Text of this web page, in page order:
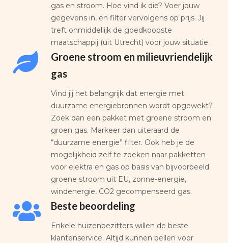
gas en stroom. Hoe vind ik die? Voer jouw
gegevens in, en filter vervolgens op prijs. Jij
treft onmiddellijk de goedkoopste
maatschappij (uit Utrecht) voor jouw situatie.
Groene stroom en milieuvriendelijk
gas
Vind jij het belangrijk dat energie met
duurzame energiebronnen wordt opgewekt?
Zoek dan een pakket met groene stroom en
groen gas. Markeer dan uiteraard de
“duurzame energie” filter. Ook heb je de
mogelijkheid zelf te zoeken naar pakketten
voor elektra en gas op basis van bijvoorbeeld
groene stroom uit EU, zonne-energie,
windenergie, CO2 gecompenseerd gas.
Beste beoordeling
Enkele huizenbezitters willen de beste
klantenservice. Altijd kunnen bellen voor